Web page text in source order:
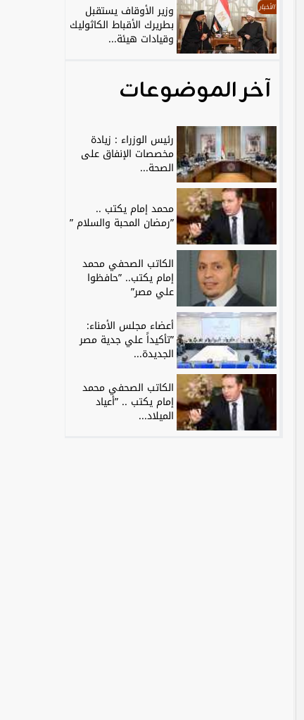
الأخبار وزير الأوقاف يستقبل
بطريرك الأقباط الكاثوليك
وقيادات هيئة...
آخر الموضوعات
رئيس الوزراء : زيادة
مخصصات الإنفاق على
الصحة...
محمد إمام يكتب ..
”رمضان المحبة والسلام ”
الكاتب الصحفي محمد
إمام يكتب.. ”حافظوا
علي مصر”
أعضاء مجلس الأمناء:
”تأكيداً علي جدية مصر
الجديدة...
الكاتب الصحفي محمد
إمام يكتب .. ”أعياد
الميلاد...